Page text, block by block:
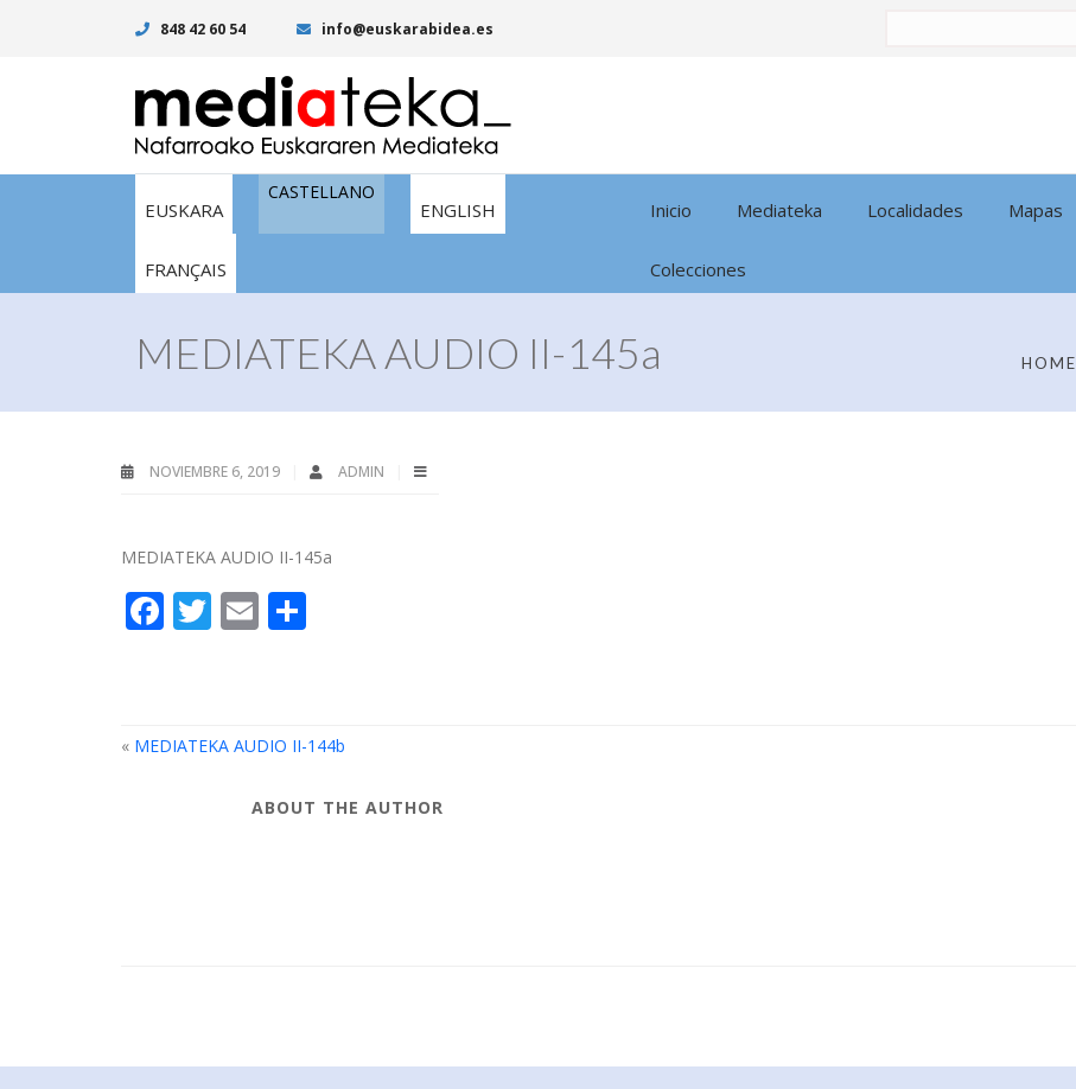
848 42 60 54 info@euskarabidea.es
EUSKARA
CASTELLANO
ENGLISH
FRANÇAIS
Inicio Mediateka Localidades Mapas
Colecciones
MEDIATEKA AUDIO II-145a HOME
NOVIEMBRE 6, 2019 ADMIN
MEDIATEKA AUDIO II-145a
Facebook
Twitter
Email
« MEDIATEKA AUDIO II-144b
ABOUT THE AUTHOR